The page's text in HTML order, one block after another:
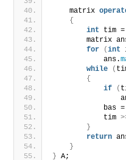
    matrix
{
int tim
matrix
for
(int
            ans.
while
(
{
if
(
bas
            tim
}
return
}
} A;